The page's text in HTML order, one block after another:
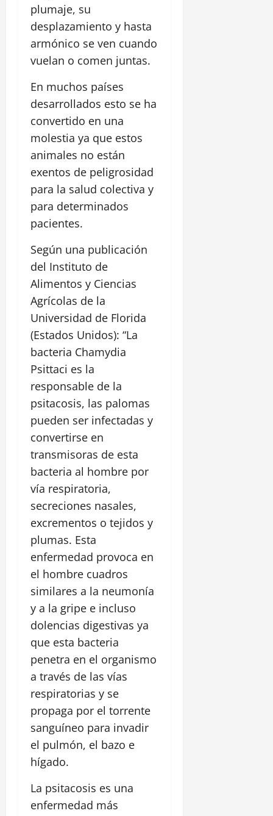
plumaje, su
desplazamiento y hasta
armónico se ven cuando
vuelan o comen juntas.
En muchos países
desarrollados esto se ha
convertido en una
molestia ya que estos
animales no están
exentos de peligrosidad
para la salud colectiva y
para determinados
pacientes.
Según una publicación
del Instituto de
Alimentos y Ciencias
Agrícolas de la
Universidad de Florida
(Estados Unidos): “La
bacteria Chamydia
Psittaci es la
responsable de la
psitacosis, las palomas
pueden ser infectadas y
convertirse en
transmisoras de esta
bacteria al hombre por
vía respiratoria,
secreciones nasales,
excrementos o tejidos y
plumas. Esta
enfermedad provoca en
el hombre cuadros
similares a la neumonía
y a la gripe e incluso
dolencias digestivas ya
que esta bacteria
penetra en el organismo
a través de las vías
respiratorias y se
propaga por el torrente
sanguíneo para invadir
el pulmón, el bazo e
hígado.
La psitacosis es una
enfermedad más